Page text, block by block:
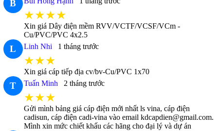
B
★★★★
Xin giá Dây điện mềm RVV/VCTF/VCSF/VCm -
Cu/PVC/PVC 4x2.5
L Linh Nhi 1 tháng trước
★★★
Xin giá cáp tiếp địa cv/bv-Cu/PVC 1x70
T Tuấn Minh 2 tháng trước
★★★
Gửi mình bảng giá cáp điện mới nhất ls vina, cáp điện
cadisun, cáp điện cadi-vina vào email kdcapdien@gmail.com.
Mình xin mức chiết khấu các hãng cho đại lý và dự án